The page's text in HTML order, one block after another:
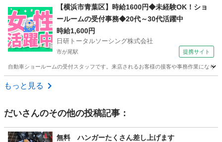
横浜駅 電話対応 ヒューマントラスト
【横浜市青葉区】時給1600円◆未経験OK！ショ
ールームの受付事務◆20代～30代活躍中
時給1,600円
日研トータルソーシング株式会社
市が尾駅 提携サイト
自動車ショールームの受付スタッフです。来店されるお客様の接客や事務作業になり
神奈川 横浜市
もっと見る
だいさんのその他の投稿記事：
無料 ハンガーたくさん差し上げます